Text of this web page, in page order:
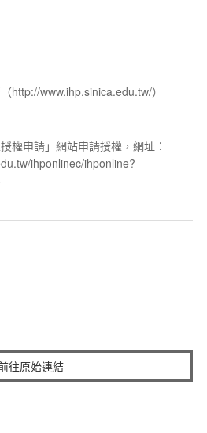
http://www.ihp.sinica.edu.tw/）
權申請」網站申請授權，網址：
ihponlinec/ihponline?
往原始連結